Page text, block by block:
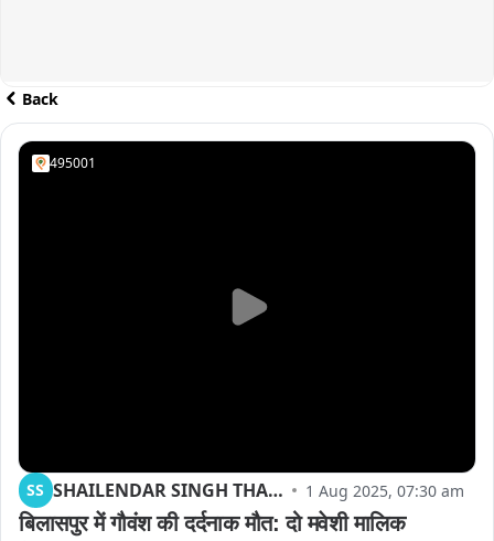
Back
495001
SS SHAILENDAR SINGH THAKUR 1 Aug 2025, 07:30 am
बिलासपुर में गौवंश की दर्दनाक मौत: दो मवेशी मालिक